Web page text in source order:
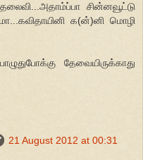
சின்னவூட்டு
க(ன்)னி மொழி
தேவையிருக்காது
21 August 2012 at 00:31